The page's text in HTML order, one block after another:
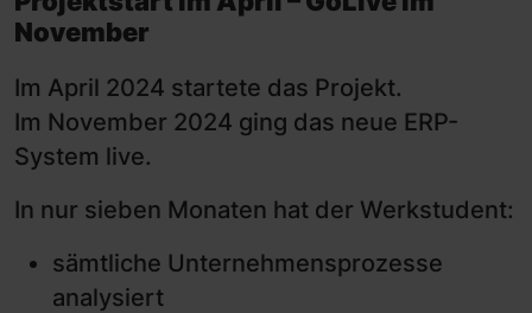
November
Im April 2024 startete das Projekt.
Im November 2024 ging das neue ERP-
System live.
In nur sieben Monaten hat der Werkstudent:
sämtliche Unternehmensprozesse
analysiert